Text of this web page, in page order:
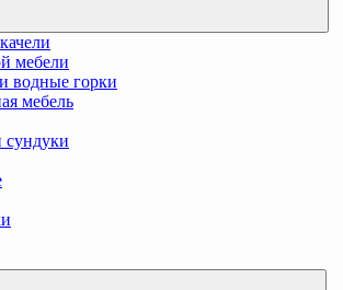
мебели
водные горки
мебель